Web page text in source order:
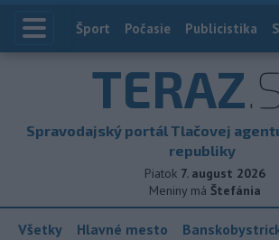
Index
Šport Počasie Publicistika
TERAZ
Spravodajský portál Tlačovej
republiky
Piatok 7. august 2026
Meniny má Štefánia
Všetky Hlavné mesto